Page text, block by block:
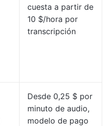
cuesta a partir de
10 $/hora por
transcripción
Desde 0,25 $ por
minuto de audio,
modelo de pago